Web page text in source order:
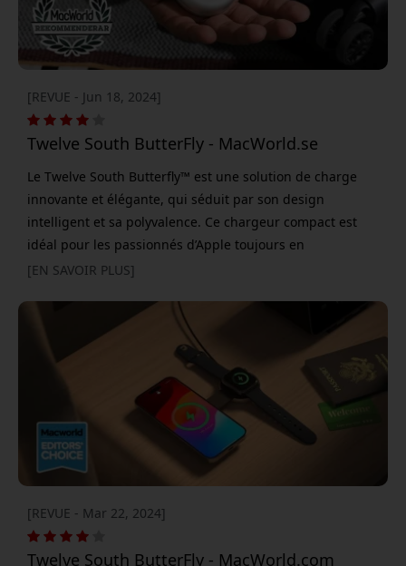
[REVUE - Jun 18, 2024]
Twelve South ButterFly - MacWorld.se
Le Twelve South Butterfly™ est une solution de charge
innovante et élégante, qui séduit par son design
intelligent et sa polyvalence. Ce chargeur compact est
idéal pour les passionnés d’Apple toujours en
mouvement, qui veulent garder leurs appareils chargés
révéler une station de charge bien organisée. Il permet
de recharger simultanément l’iPhone, l’Apple Watch et les
AirPods, ce qui en fait un compagnon de voyage idéal. Le
[EN SAVOIR PLUS]
[REVUE - Mar 22, 2024]
Twelve South ButterFly - MacWorld.com